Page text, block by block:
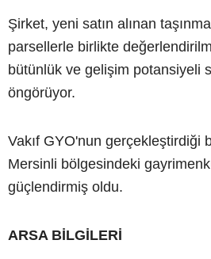
Şirket, yeni satın alınan
parsellerle birlikte
bütünlük ve gelişim potansiyeli
öngörüyor.
Vakıf GYO'nun gerçekleştirdiği
Mersinli bölgesindeki
güçlendirmiş oldu.
ARSA BİLGİLERİ